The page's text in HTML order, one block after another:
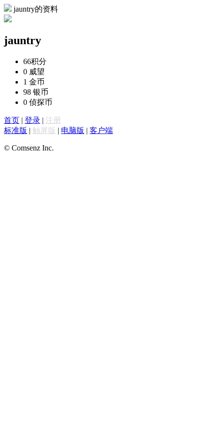
jauntry的资料
jauntry
66积分
0 威望
1 金币
98 银币
0 侦探币
首页 | 登录 | 注册
标准版 | 触屏版 | 电脑版 | 客户端
© Comsenz Inc.